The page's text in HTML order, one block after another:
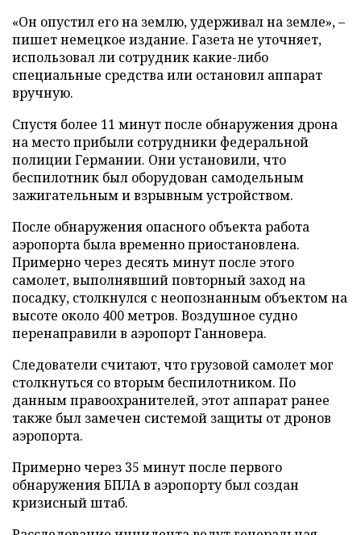
«Он опустил его на землю, удерживал на земле», –
пишет немецкое издание. Газета не уточняет,
использовал ли сотрудник какие-либо
специальные средства или остановил аппарат
вручную.
Спустя более 11 минут после обнаружения дрона
на место прибыли сотрудники федеральной
полиции Германии. Они установили, что
беспилотник был оборудован самодельным
зажигательным и взрывным устройством.
После обнаружения опасного объекта работа
аэропорта была временно приостановлена.
Примерно через десять минут после этого
самолет, выполнявший повторный заход на
посадку, столкнулся с неопознанным объектом на
высоте около 400 метров. Воздушное судно
перенаправили в аэропорт Ганновера.
Следователи считают, что грузовой самолет мог
столкнуться со вторым беспилотником. По
данным правоохранителей, этот аппарат ранее
также был замечен системой защиты от дронов
аэропорта.
Примерно через 35 минут после первого
обнаружения БПЛА в аэропорту был создан
кризисный штаб.